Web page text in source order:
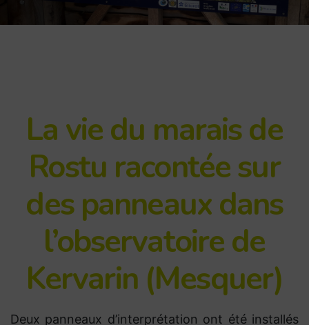
La vie du marais de
Rostu racontée sur
des panneaux dans
l’observatoire de
Kervarin (Mesquer)
Deux panneaux d’interprétation ont été installés